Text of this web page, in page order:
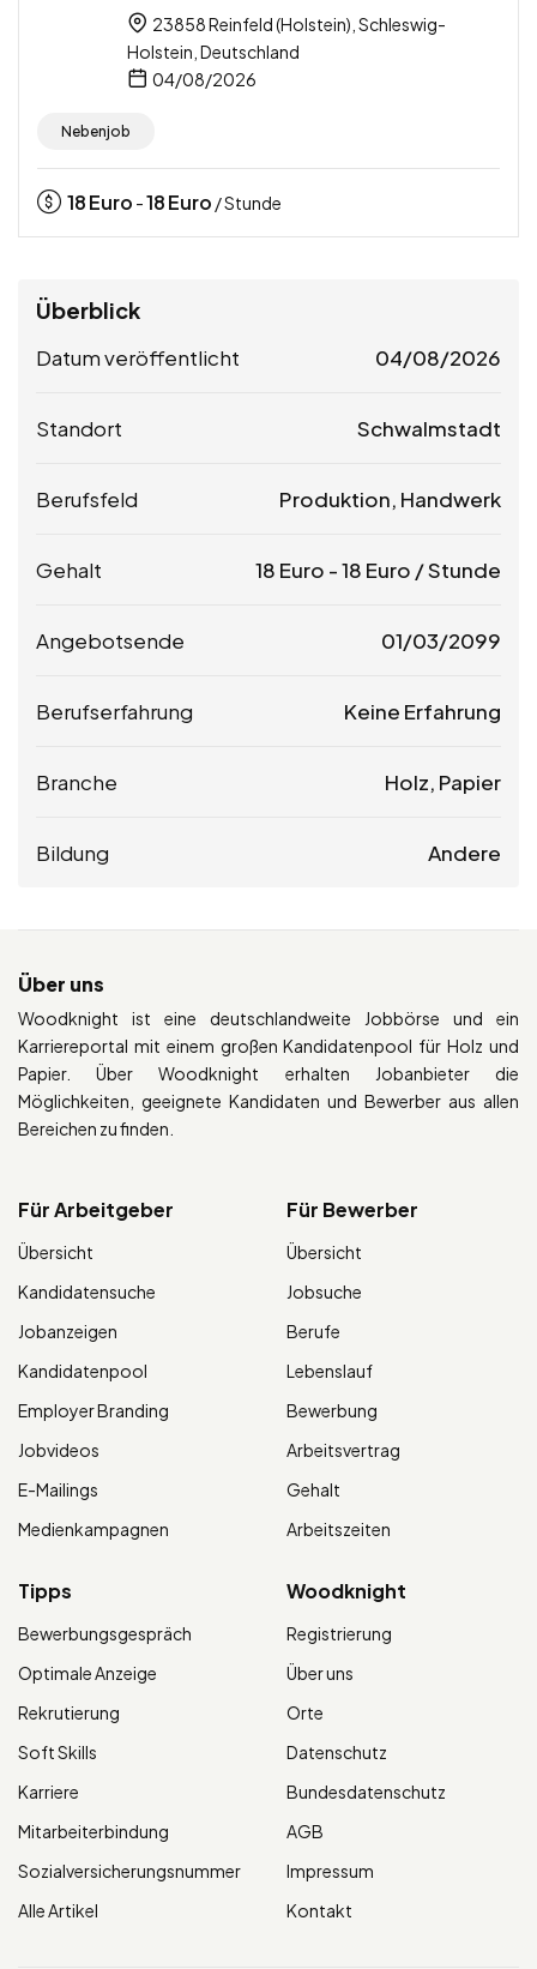
23858 Reinfeld (Holstein), Schleswig-
Holstein, Deutschland
04/08/2026
Nebenjob
18Euro -18Euro / Stunde
Überblick
Datum veröffentlicht 04/08/2026
Standort Schwalmstadt
Berufsfeld Produktion, Handwerk
Gehalt 18 Euro -18 Euro / Stunde
Angebotsende 01/03/2099
Berufserfahrung Keine Erfahrung
Branche Holz, Papier
Bildung Andere
Über uns
Woodknight ist eine deutschlandweite Jobbörse und ein
Karriereportal mit einem großen Kandidatenpool für Holz und
Papier. Über Woodknight erhalten Jobanbieter die
Möglichkeiten, geeignete Kandidaten und Bewerber aus allen
Bereichen zu finden.
Für Arbeitgeber
Übersicht
Kandidatensuche
Jobanzeigen
Kandidatenpool
Employer Branding
Jobvideos
E-Mailings
Medienkampagnen
Für Bewerber
Übersicht
Jobsuche
Berufe
Lebenslauf
Bewerbung
Arbeitsvertrag
Gehalt
Arbeitszeiten
Tipps
Bewerbungsgespräch
Optimale Anzeige
Rekrutierung
Soft Skills
Karriere
Mitarbeiterbindung
Sozialversicherungsnummer
Alle Artikel
Woodknight
Registrierung
Über uns
Orte
Datenschutz
Bundesdatenschutz
AGB
Impressum
Kontakt